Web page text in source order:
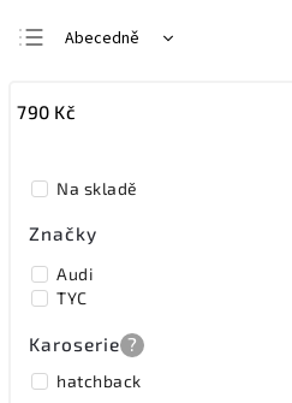
Abecedně
Nejdražší
790 Kč
Na skladě
Značky
Audi
TYC
Karoserie ?
hatchback